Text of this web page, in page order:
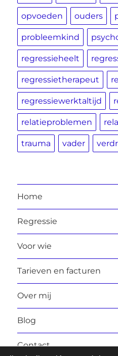
opvoeden ouders
probleemkind
regressieheelt
regressietherapeut
regressiewerktaltijd
relatieproblemen
trauma vader
Home
Regressie
Voor wie
Tarieven en facturen
Over mij
Blog
Contact